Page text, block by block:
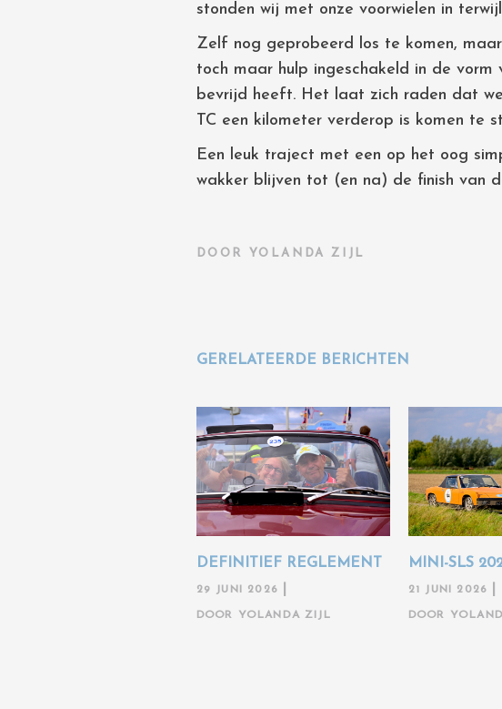
stonden wij met onze voorwielen in
Zelf nog geprobeerd los te komen,
toch maar hulp ingeschakeld in de
bevrijd heeft. Het laat zich raden dat
TC een kilometer verderop is komen te
Een leuk traject met een op het oog
wakker blijven tot (en na) de finish van
DOOR YOLANDA ZIJL
GERELATEERDE BERICHTEN
DEFINITIEF REGLEMENT
29 JUNI 2026
DOOR YOLANDA ZIJL
MINI-SLS
21 JUNI 2026
DOOR